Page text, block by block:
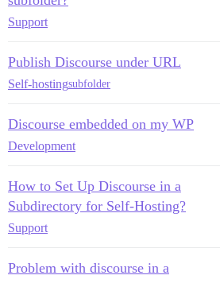
Support
Publish Discourse under URL
Self-hostingsubfolder
Discourse embedded on my WP
Development
How to Set Up Discourse in a
Subdirectory for Self-Hosting?
Support
Problem with discourse in a